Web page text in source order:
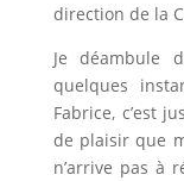
direction de la
Je déambule
quelques
Fabrice, c’est
de plaisir que
n’arrive pas à